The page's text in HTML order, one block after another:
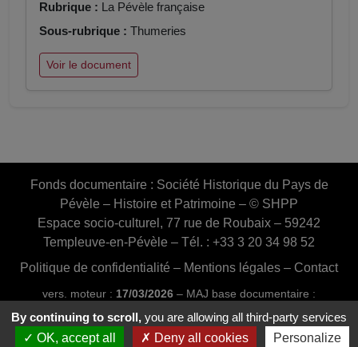
Rubrique : La Pévèle française
Sous-rubrique : Thumeries
Voir le document
Fonds documentaire : Société Historique du Pays de
Pévèle – Histoire et Patrimoine – © SHPP
Espace socio-culturel, 77 rue de Roubaix – 59242
Templeuve-en-Pévèle – Tél. : +33 3 20 34 98 52
Politique de confidentialité – Mentions légales – Contact
vers. moteur : 17/03/2026 – MAJ base documentaire :
03/07/2026 16:46:24
Conception et réalisation :Web20MIP.fr
By continuing to scroll, you are allowing all third-party services
OK, accept all
Deny all cookies Personalize